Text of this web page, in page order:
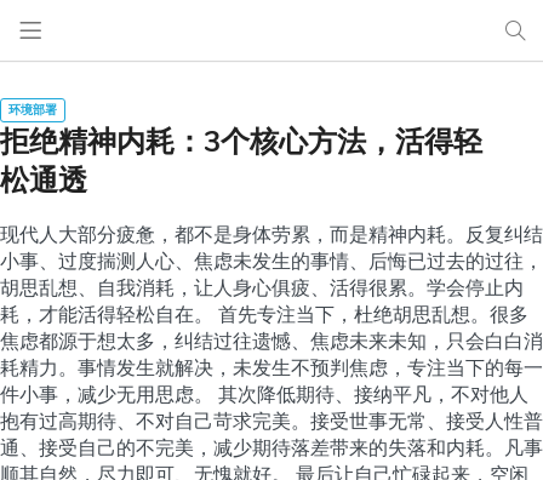
拒绝精神内耗：3个核心方法，活得轻
松通透
现代人大部分疲惫，都不是身体劳累，而是精神内耗。反复纠结
小事、过度揣测人心、焦虑未发生的事情、后悔已过去的过往，
胡思乱想、自我消耗，让人身心俱疲、活得很累。学会停止内
耗，才能活得轻松自在。 首先专注当下，杜绝胡思乱想。很多
焦虑都源于想太多，纠结过往遗憾、焦虑未来未知，只会白白消
耗精力。事情发生就解决，未发生不预判焦虑，专注当下的每一
件小事，减少无用思虑。 其次降低期待、接纳平凡，不对他人
抱有过高期待、不对自己苛求完美。接受世事无常、接受人性普
通、接受自己的不完美，减少期待落差带来的失落和内耗。凡事